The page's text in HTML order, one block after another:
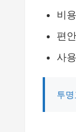
비
편
사
투